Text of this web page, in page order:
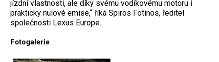
jízdní vlastnosti, ale díky svému vodíkovému motoru i
prakticky nulové emise,“ říká Spiros Fotinos, ředitel
společnosti Lexus Europe.
Fotogalerie